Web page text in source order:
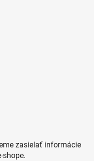
zasielať informácie
shope.